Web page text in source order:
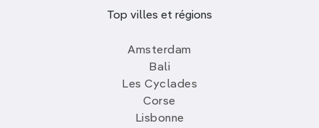
Top villes et régions
Amsterdam
Bali
Les Cyclades
Corse
Lisbonne